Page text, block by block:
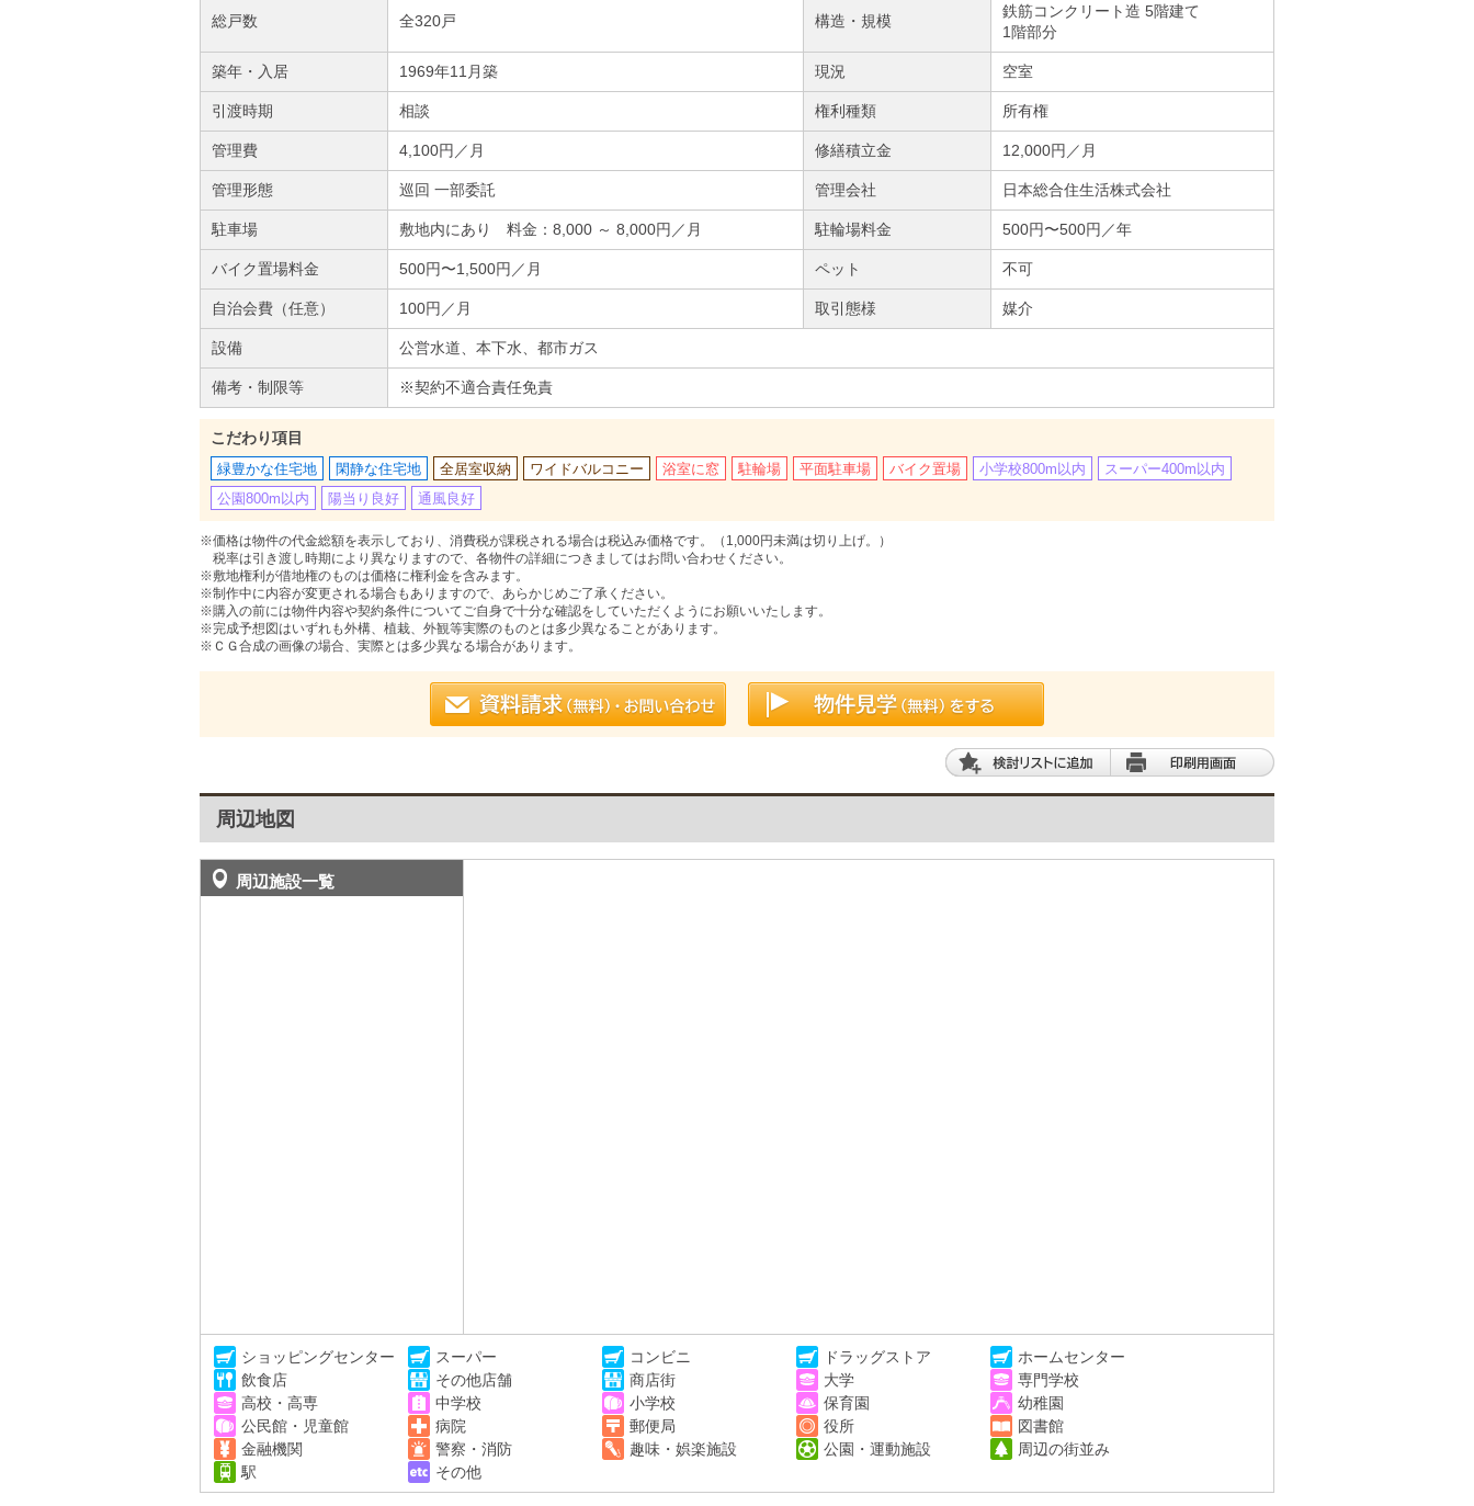
総戸数 全320戸 構造・規模
鉄筋コンクリート造 5階建て
1階部分
築年・入居 1969年11月築 現況 空室
引渡時期 相談 権利種類 所有権
管理費 4,100円／月 修繕積立金 12,000円／月
管理形態 巡回 一部委託 管理会社 日本総合住生活株式会社
駐車場 敷地内にあり 料金：8,000 ～ 8,000円／月 駐輪場料金 500円〜500円／年
バイク置場料金 500円〜1,500円／月 ペット 不可
自治会費（任意） 100円／月 取引態様 媒介
設備 公営水道、本下水、都市ガス
備考・制限等 ※契約不適合責任免責
こだわり項目
緑豊かな住宅地 閑静な住宅地 全居室収納 ワイドバルコニー 浴室に窓 駐輪場 平面駐車場 バイク置場 小学校800m以内
スーパー400m以内
公園800m以内
陽当り良好 通風良好
※価格は物件の代金総額を表示しており、消費税が課税される場合は税込み価格です。（1,000円未満は切り上げ。）
税率は引き渡し時期により異なりますので、各物件の詳細につきましてはお問い合わせください。
※敷地権利が借地権のものは価格に権利金を含みます。
※制作中に内容が変更される場合もありますので、あらかじめご了承ください。
※購入の前には物件内容や契約条件についてご自身で十分な確認をしていただくようにお願いいたします。
※完成予想図はいずれも外構、植栽、外観等実際のものとは多少異なることがあります。
※ＣＧ合成の画像の場合、実際とは多少異なる場合があります。
周辺地図
周辺施設一覧
ショッピングセンター スーパー コンビニ ドラッグストア
ホームセンター
飲食店
その他店舗 商店街 大学
専門学校
高校・高専
中学校 小学校 保育園
幼稚園
公民館・児童館
病院 郵便局 役所
図書館
金融機関
警察・消防 趣味・娯楽施設 公園・運動施設
周辺の街並み
駅
その他